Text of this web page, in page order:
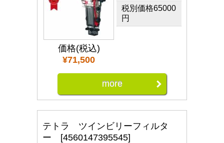
価格(税込)
¥71,500
税別価格65000
円
more
テトラ ツインビリーフィルタ
ー [4560147395545]